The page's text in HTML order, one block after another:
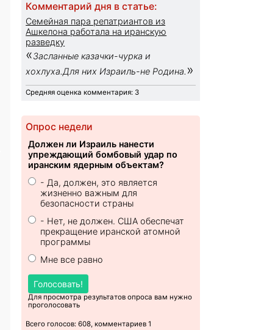
Комментарий дня в статье:
Семейная пара репатриантов из
Ашкелона работала на иранскую
разведку
«Засланные казачки-чурка и
хохлуха.Для них Израиль-не Родина. »
Средняя оценка комментария: 3
Опрос недели
Должен ли Израиль нанести
упреждающий бомбовый удар по
иранским ядерным объектам?
- Да, должен, это является
жизненно важным для
безопасности страны
- Нет, не должен. США обеспечат
прекращение иранской атомной
программы
Мне все равно
Голосовать!
Для просмотра результатов опроса вам нужно
проголосовать
Всего голосов: 608, комментариев 1